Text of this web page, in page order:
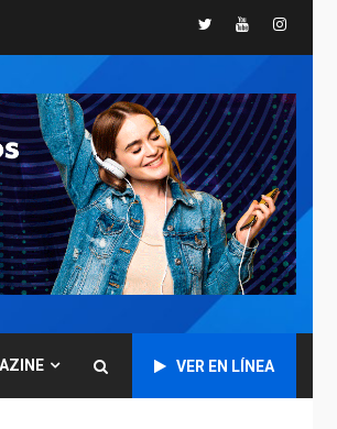
TwitterYoutube
VER EN LÍNEA
Gobierno y AN2015 en
nueva mesa de
diálogo
INTERNACIONALES
ÚLTIMA HORA
Hiroshima 81 años de
la debacle atómica.
Japón debate
principios no
nucleares
TITULARES
ÚLTIMA HORA
Trump vuelve intenta